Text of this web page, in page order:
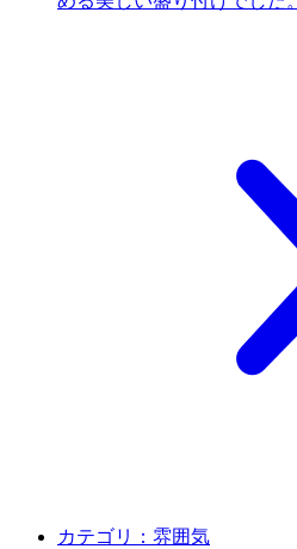
カテゴリ： 雰囲気